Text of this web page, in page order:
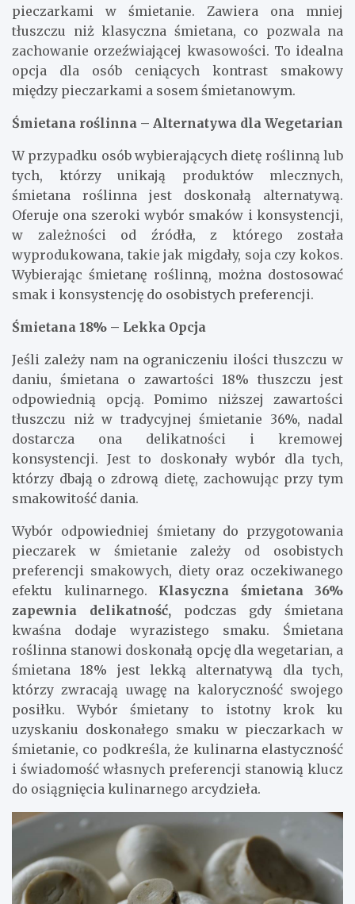
pieczarkami w śmietanie. Zawiera ona mniej
tłuszczu niż klasyczna śmietana, co pozwala na
zachowanie orzeźwiającej kwasowości. To idealna
opcja dla osób ceniących kontrast smakowy
między pieczarkami a sosem śmietanowym.
Śmietana roślinna – Alternatywa dla Wegetarian
W przypadku osób wybierających dietę roślinną lub
tych, którzy unikają produktów mlecznych,
śmietana roślinna jest doskonałą alternatywą.
Oferuje ona szeroki wybór smaków i konsystencji,
w zależności od źródła, z którego została
wyprodukowana, takie jak migdały, soja czy kokos.
Wybierając śmietanę roślinną, można dostosować
smak i konsystencję do osobistych preferencji.
Śmietana 18% – Lekka Opcja
Jeśli zależy nam na ograniczeniu ilości tłuszczu w
daniu, śmietana o zawartości 18% tłuszczu jest
odpowiednią opcją. Pomimo niższej zawartości
tłuszczu niż w tradycyjnej śmietanie 36%, nadal
dostarcza ona delikatności i kremowej
konsystencji. Jest to doskonały wybór dla tych,
którzy dbają o zdrową dietę, zachowując przy tym
smakowitość dania.
Wybór odpowiedniej śmietany do przygotowania
pieczarek w śmietanie zależy od osobistych
preferencji smakowych, diety oraz oczekiwanego
efektu kulinarnego. Klasyczna śmietana 36%
zapewnia delikatność, podczas gdy śmietana
kwaśna dodaje wyrazistego smaku. Śmietana
roślinna stanowi doskonałą opcję dla wegetarian, a
śmietana 18% jest lekką alternatywą dla tych,
którzy zwracają uwagę na kaloryczność swojego
posiłku. Wybór śmietany to istotny krok ku
uzyskaniu doskonałego smaku w pieczarkach w
śmietanie, co podkreśla, że kulinarna elastyczność
i świadomość własnych preferencji stanowią klucz
do osiągnięcia kulinarnego arcydzieła.